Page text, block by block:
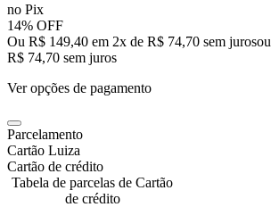
no Pix
14% OFF
Ou R$ 149,40 em 2x de R$ 74,70 sem jurosou
R$ 74,70 sem juros
Ver opções de pagamento
Parcelamento
Cartão Luiza
Cartão de crédito
Tabela de parcelas de Cartão
de crédito